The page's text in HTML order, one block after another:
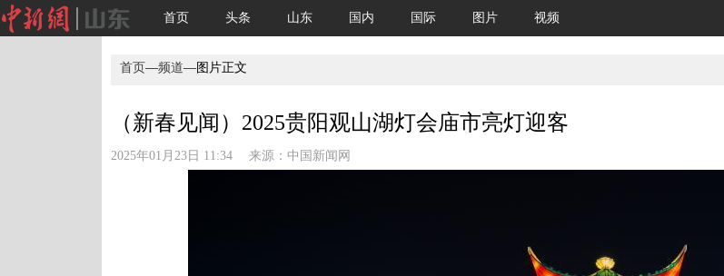
首页 头条 山东 国内 国际 图片 视频
首页—频道—图片正文
（新春见闻）2025贵阳观山湖灯会庙市亮灯迎客
2025年01月23日 11:34 来源： 中国新闻网